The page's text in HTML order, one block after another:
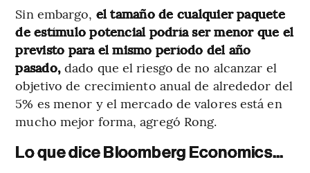
Sin embargo, el tamaño de cualquier paquete
de estímulo potencial podría ser menor que el
previsto para el mismo período del año
pasado, dado que el riesgo de no alcanzar el
objetivo de crecimiento anual de alrededor del
5% es menor y el mercado de valores está en
mucho mejor forma, agregó Rong.
Lo que dice Bloomberg Economics...